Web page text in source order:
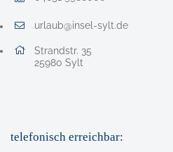
urlaub@insel-sylt.de
E-Mail Adresse: urlaub@insel-sylt.de
Adresse:
Strandstr. 35
25980 , 2 5 9 8 0
Sylt
telefonisch erreichbar: